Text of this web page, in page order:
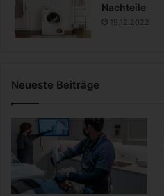
Nachteile
19.12.2022
Neueste Beiträge